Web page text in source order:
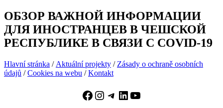
ОБЗОР ВАЖНОЙ ИНФОРМАЦИИ
ДЛЯ ИНОСТРАНЦЕВ В ЧЕШСКОЙ
РЕСПУБЛИКЕ В СВЯЗИ С COVID-19
Hlavní stránka / Aktuální projekty / Zásady o ochraně osobních
údajů /Cookies na webu /Kontakt
Facebook
Instagram
Telegram
LinkedIn
YouTube